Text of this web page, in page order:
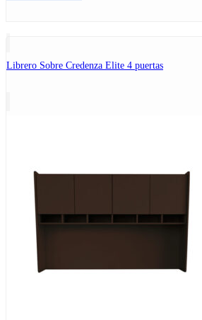
Librero Sobre Credenza Elite 4 puertas